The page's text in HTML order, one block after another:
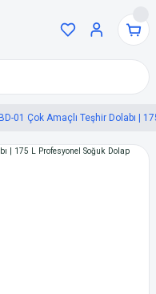
01 Çok Amaçlı Teşhir Dolabı |